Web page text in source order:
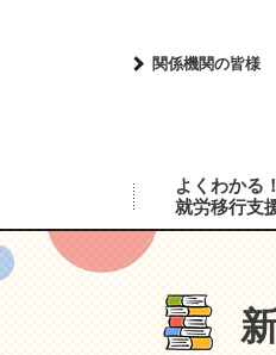
関係機関の皆様
よくわかる！
就労移行支